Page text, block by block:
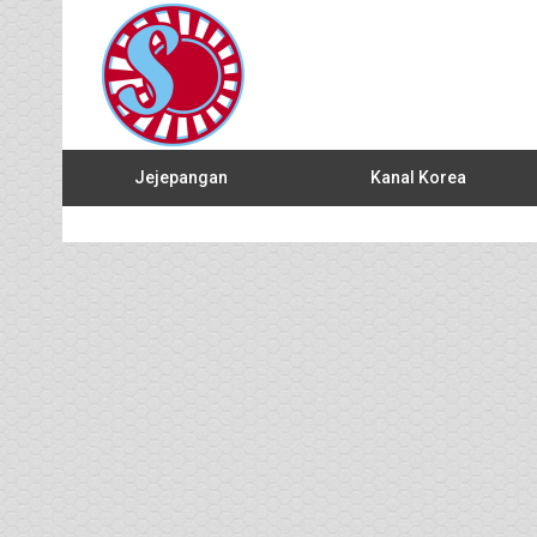
Jejepangan Kanal Korea